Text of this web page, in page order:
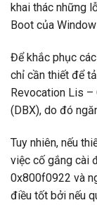
khai thác những
Boot của
Để khắc phục
chỉ cần thiết để
Revocation Lis –
(DBX), do đó
Tuy nhiên, nếu
việc cố gắng cài
0x800f0922 và
điều tốt bởi nếu